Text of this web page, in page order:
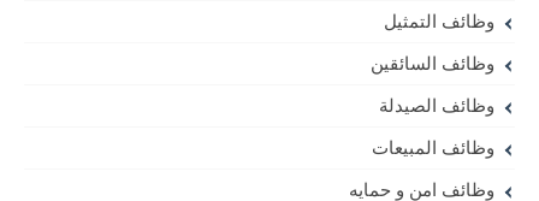
وظائف التمثيل
وظائف السائقين
وظائف الصيدلة
وظائف المبيعات
وظائف امن و حمايه